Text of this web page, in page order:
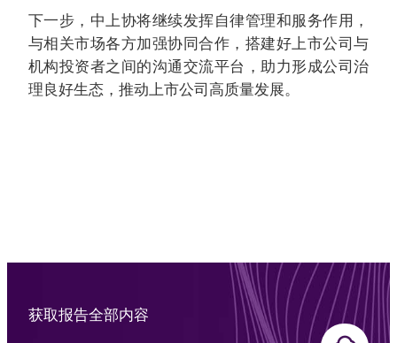
下一步，中上协将继续发挥自律管理和服务作用，
与相关市场各方加强协同合作，搭建好上市公司与
机构投资者之间的沟通交流平台，助力形成公司治
理良好生态，推动上市公司高质量发展。
获取报告全部内容